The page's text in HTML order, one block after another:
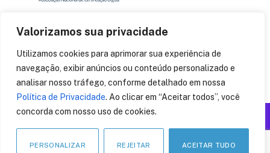
Valorizamos sua privacidade
Utilizamos cookies para aprimorar sua experiência de
navegação, exibir anúncios ou conteúdo personalizado e
analisar nosso tráfego, conforme detalhado em nossa
Política de Privacidade. Ao clicar em “Aceitar todos”, você
concorda com nosso uso de cookies.
PERSONALIZAR REJEITAR ACEITAR TUDO
© 2014CryptoID. Todos os direitos reservados.